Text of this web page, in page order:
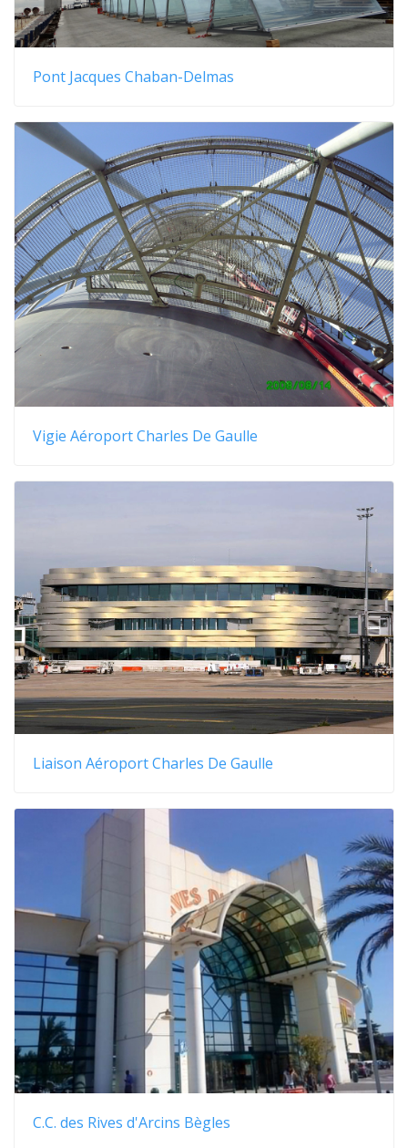
Pont Jacques Chaban-Delmas
Vigie Aéroport Charles De Gaulle
Liaison Aéroport Charles De Gaulle
C.C. des Rives d'Arcins Bègles